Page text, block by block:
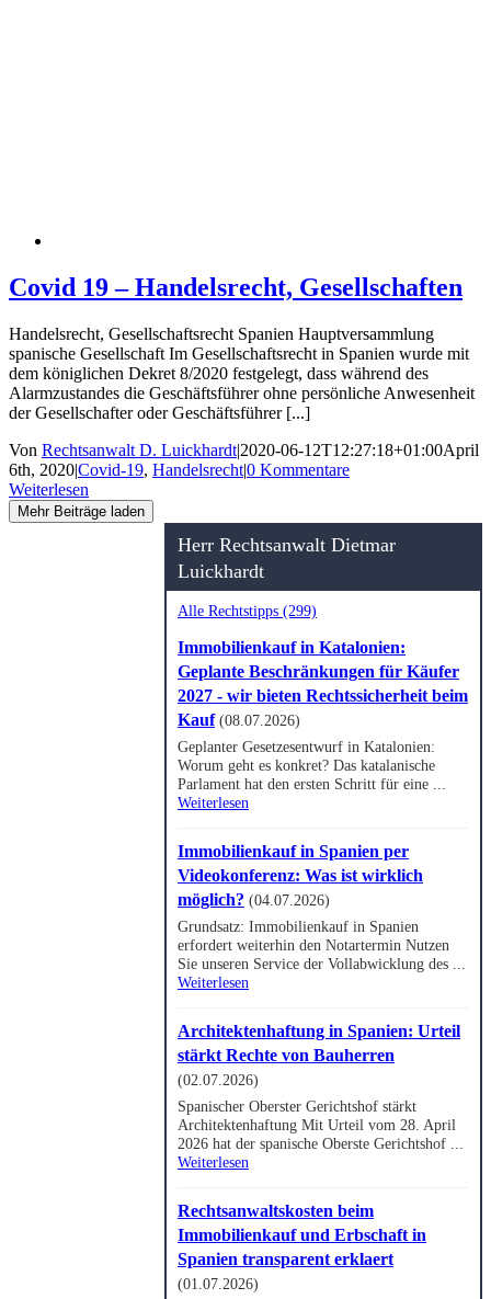
Covid 19 – Handelsrecht, Gesellschaften
Handelsrecht, Gesellschaftsrecht Spanien Hauptversammlung
spanische Gesellschaft Im Gesellschaftsrecht in Spanien wurde mit
dem königlichen Dekret 8/2020 festgelegt, dass während des
Alarmzustandes die Geschäftsführer ohne persönliche Anwesenheit
der Gesellschafter oder Geschäftsführer [...]
Von Rechtsanwalt D. Luickhardt|2020-06-12T12:27:18+01:00April
6th, 2020|Covid-19, Handelsrecht|0 Kommentare
Weiterlesen
Mehr Beiträge laden
Herr Rechtsanwalt Dietmar
Luickhardt
Alle Rechtstipps (299)
Immobilienkauf in Katalonien:
Geplante Beschränkungen für Käufer
2027 - wir bieten Rechtssicherheit beim
Kauf (08.07.2026)
Geplanter Gesetzesentwurf in Katalonien:
Worum geht es konkret? Das katalanische
Parlament hat den ersten Schritt für eine ...
Weiterlesen
Immobilienkauf in Spanien per
Videokonferenz: Was ist wirklich
möglich? (04.07.2026)
Grundsatz: Immobilienkauf in Spanien
erfordert weiterhin den Notartermin Nutzen
Sie unseren Service der Vollabwicklung des ...
Weiterlesen
Architektenhaftung in Spanien: Urteil
stärkt Rechte von Bauherren
(02.07.2026)
Spanischer Oberster Gerichtshof stärkt
Architektenhaftung Mit Urteil vom 28. April
2026 hat der spanische Oberste Gerichtshof ...
Weiterlesen
Rechtsanwaltskosten beim
Immobilienkauf und Erbschaft in
Spanien transparent erklaert
(01.07.2026)